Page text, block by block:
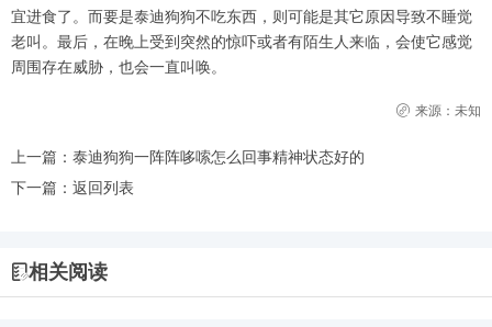
宜进食了。而要是泰迪狗狗不吃东西，则可能是其它原因导致不睡觉
老叫。最后，在晚上受到突然的惊吓或者有陌生人来临，会使它感觉
周围存在威胁，也会一直叫唤。
来源：未知
上一篇： 泰迪狗狗一阵阵哆嗦怎么回事精神状态好的
下一篇： 返回列表
相关阅读